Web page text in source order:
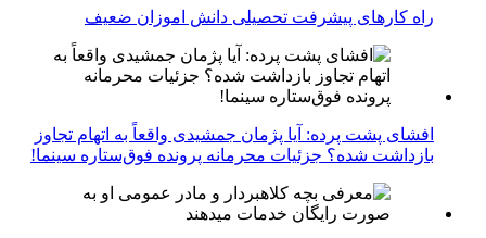
راه کارهای پیشرفت تحصیلی دانش اموزان ضعیف
افشای پشت پرده: آیا پژمان جمشیدی واقعاً به اتهام تجاوز
بازداشت شده؟ جزئیات محرمانه پرونده فوق‌ستاره سینما!